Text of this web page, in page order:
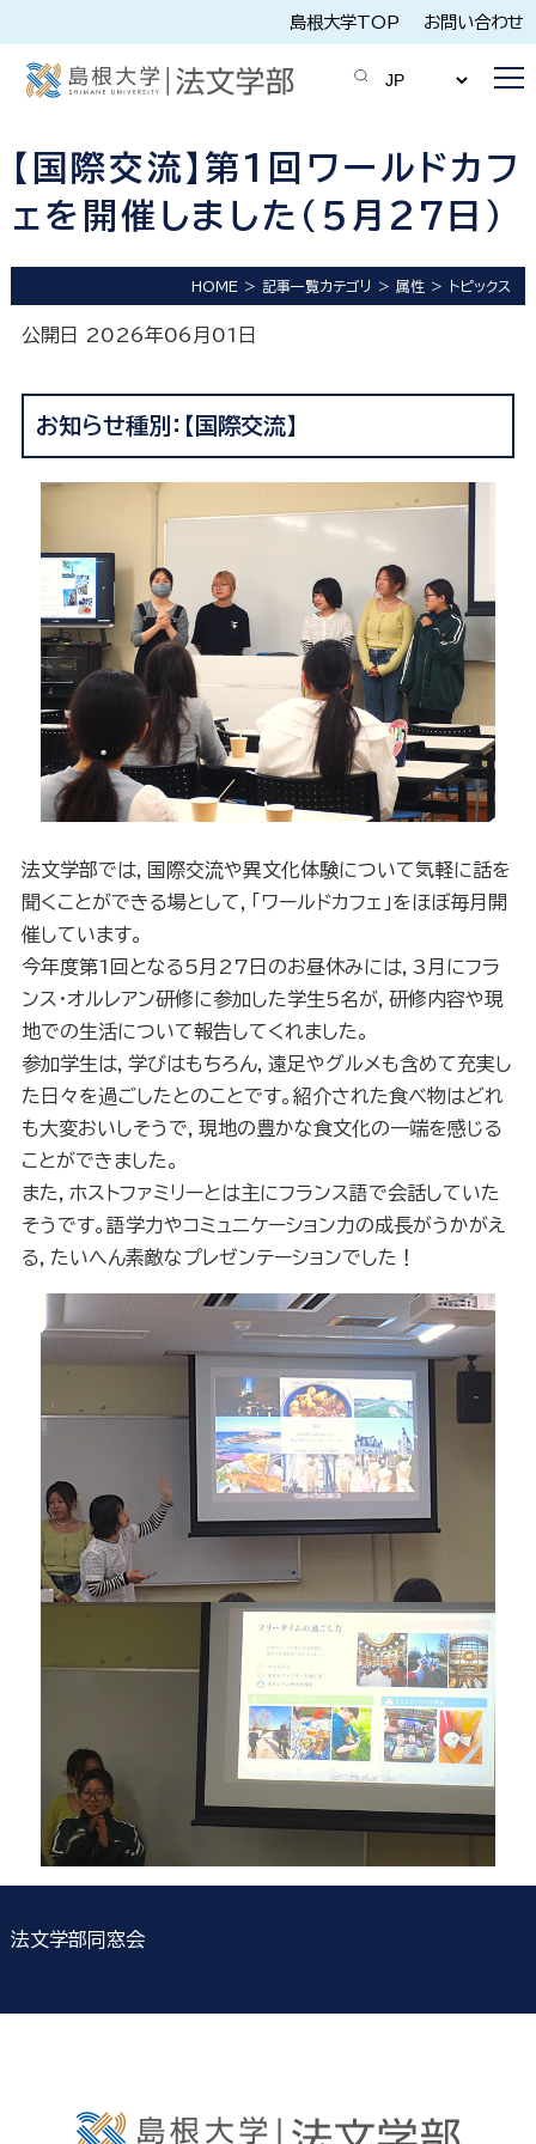
島根大学TOP お問い合わせ
【国際交流】第1回ワールドカフ
ェを開催しました（5月27日）
HOME 記事一覧カテゴリ 属性 トピックス
公開日 2026年06月01日
お知らせ種別：【国際交流】
法文学部では，国際交流や異文化体験について気軽に話を
聞くことができる場として，「ワールドカフェ」をほぼ毎月開
催しています。
今年度第1回となる5月27日のお昼休みには，3月にフラ
ンス・オルレアン研修に参加した学生5名が，研修内容や現
地での生活について報告してくれました。
参加学生は，学びはもちろん，遠足やグルメも含めて充実し
た日々を過ごしたとのことです。紹介された食べ物はどれ
も大変おいしそうで，現地の豊かな食文化の一端を感じる
ことができました。
また，ホストファミリーとは主にフランス語で会話していた
そうです。語学力やコミュニケーション力の成長がうかがえ
る，たいへん素敵なプレゼンテーションでした！
法文学部同窓会